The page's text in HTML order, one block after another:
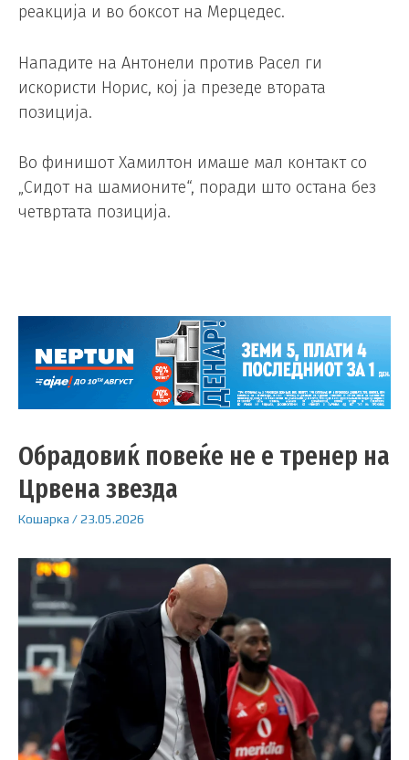
реакција и во боксот на Мерцедес.
Нападите на Антонели против Расел ги
искористи Норис, кој ја презеде втората
позиција.
Во финишот Хамилтон имаше мал контакт со
„Сидот на шамионите“, поради што остана без
четвртата позиција.
Обрадовиќ повеќе не е тренер на
Црвена звезда
Кошарка /23.05.2026